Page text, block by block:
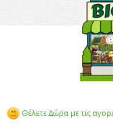
Θέλετε Δώρα με τις